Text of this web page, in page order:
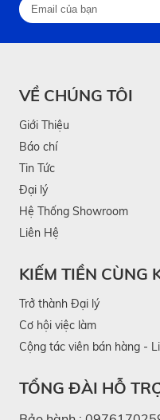
VỀ CHÚNG TÔI
Giới Thiệu
Báo chí
Tin Tức
Đại lý
Hệ Thống Showroom
Liên Hệ
KIẾM TIỀN CÙNG
Trở thành Đại lý
Cơ hội việc làm
Cộng tác viên bán hàng -
TỔNG ĐÀI HỖ